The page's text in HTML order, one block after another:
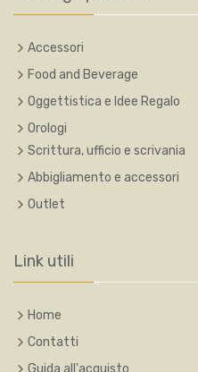
Accessori
Food and Beverage
Oggettistica e Idee Regalo
Orologi
Scrittura, ufficio e scrivania
Abbigliamento e accessori
Outlet
Link utili
Home
Contatti
Guida all'acquisto